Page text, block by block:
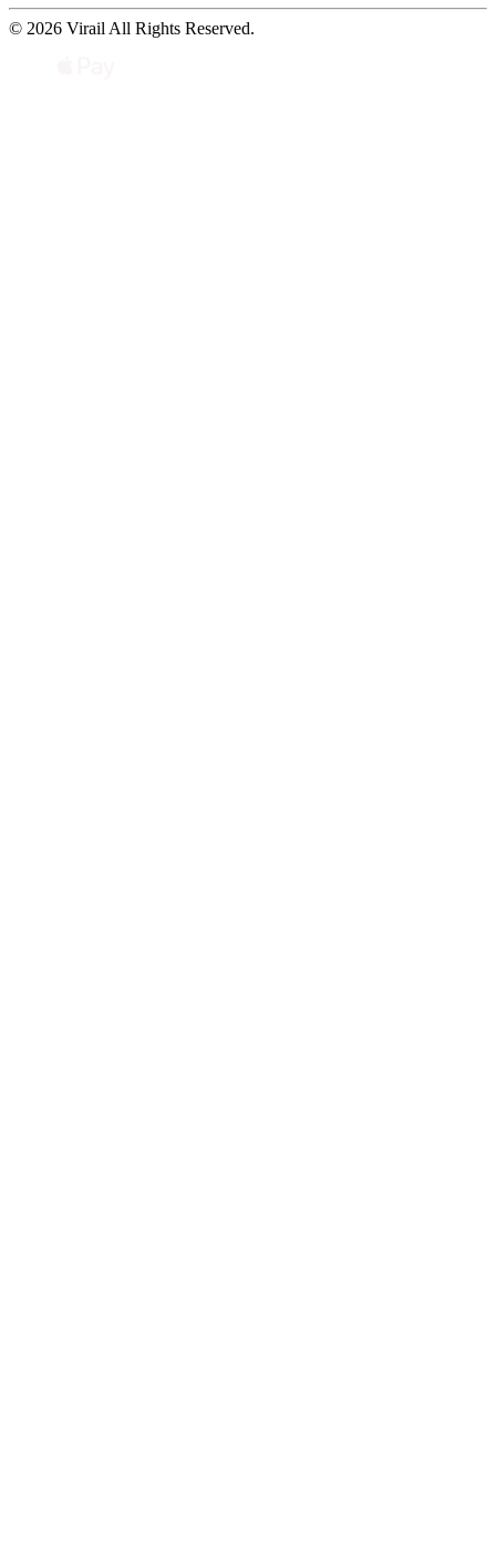
© 2026 Virail All Rights Reserved.